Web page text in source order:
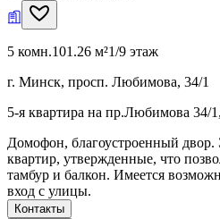
5 комн.101.26 м²1/9 этаж
г. Минск, просп. Любимова, 34/1
5-я квартира на пр.Любимова 34/
Домофон, благоустроенный двор.
квартир, утвержденные, что
тамбур и балкон. Имеется
вход с улицы.
Контакты